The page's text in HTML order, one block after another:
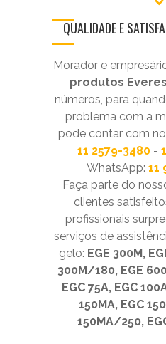
QUALIDADE E
Morador e
produtos
números, para
problema com a
pode contar com
11 2579-3480 -
WhatsApp: 11
Faça parte do
clientes
profissionais
serviços de
gelo: EGE 300M,
300M/180, EGE
EGC 75A, EGC
150MA, EGC
150MA/250,